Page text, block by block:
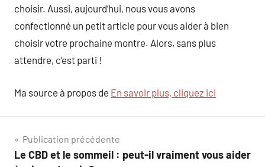
choisir. Aussi, aujourd’hui, nous vous avons
confectionné un petit article pour vous aider à bien
choisir votre prochaine montre. Alors, sans plus
attendre, c’est parti !
Ma source à propos de En savoir plus, cliquez ici
Navigation
Publication précédente
Le CBD et le sommeil : peut-il vraiment vous aider